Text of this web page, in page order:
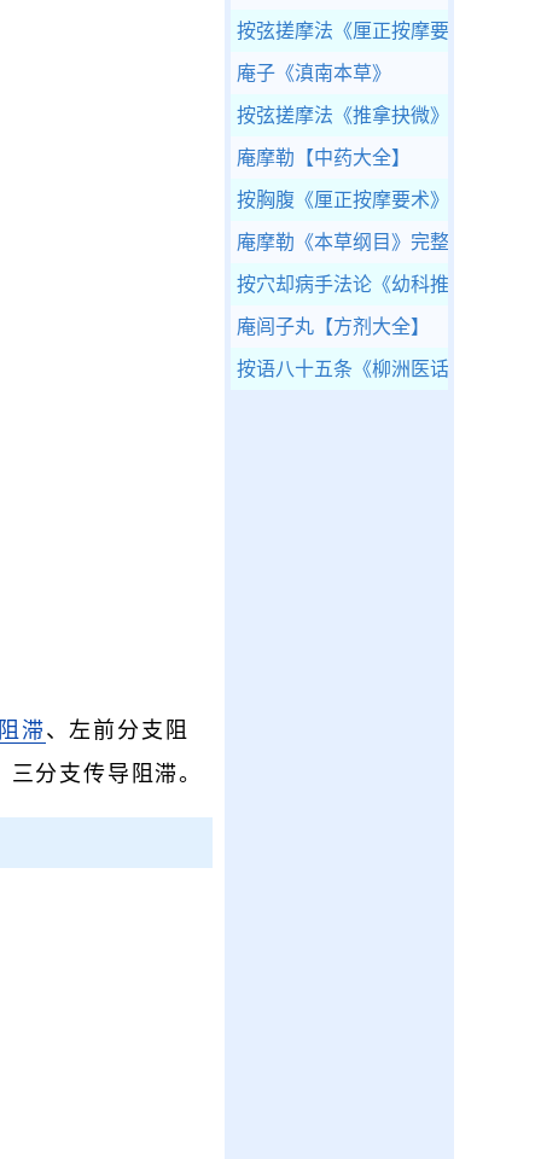
滞、左前分支阻
分支传导阻滞。
按弦搓摩法 《厘正按摩要术》
庵子 《滇南本草》
按弦搓摩法 《推拿抉微》
庵摩勒 【中药大全】
按胸腹 《厘正按摩要术》
庵摩勒 《本草纲目》完整版
按穴却病手法论 《幼科推拿秘书》
庵闾子丸 【方剂大全】
按语八十五条 《柳洲医话》